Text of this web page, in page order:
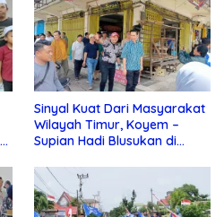
Sinyal Kuat Dari Masyarakat
Wilayah Timur, Koyem –
Supian Hadi Blusukan di